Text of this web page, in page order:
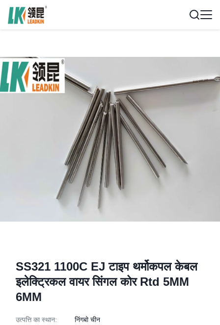
SS321 1100C EJ टाइप थर्मोकपल केबल
इलेक्ट्रिकल वायर सिंगल कोर Rtd 5MM
6MM
उत्पत्ति का स्थान: निंगबो चीन